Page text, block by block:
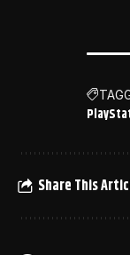
Share This